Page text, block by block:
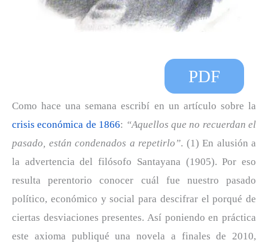
PDF
Como hace una semana escribí en un artículo sobre la
crisis económica de 1866: “Aquellos que no recuerdan el
pasado, están condenados a repetirlo”. (1) En alusión a
la advertencia del filósofo Santayana (1905). Por eso
resulta perentorio conocer cuál fue nuestro pasado
político, económico y social para descifrar el porqué de
ciertas desviaciones presentes. Así poniendo en práctica
este axioma publiqué una novela a finales de 2010,